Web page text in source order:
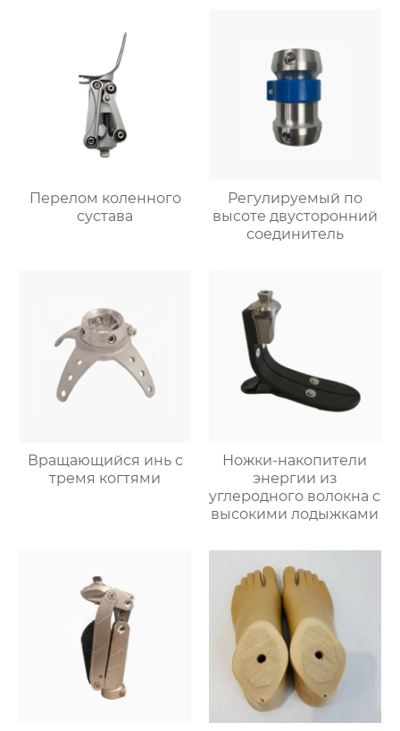
Перелом коленного
сустава
Регулируемый по
высоте двусторонний
соединитель
Вращающийся инь с
тремя когтями
Ножки-накопители
энергии из
углеродного волокна с
высокими лодыжками